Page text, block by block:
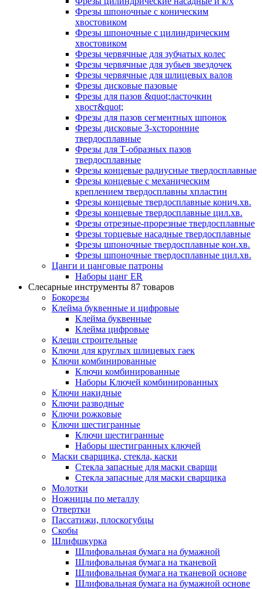
Фрезы шпоночные с коническим
хвостовиком
Фрезы шпоночные с цилиндрическим
хвостовиком
Фрезы червячные для зубчатых колес
Фрезы червячные для зубьев звездочек
Фрезы червячные для шлицевых валов
Фрезы дисковые пазовые
Фрезы для пазов &quot;ласточкин
хвост&quot;
Фрезы для пазов сегментных шпонок
Фрезы дисковые 3-хсторонние
твердосплавные
Фрезы для Т-образных пазов
твердосплавные
Фрезы концевые радиусные твердосплавные
Фрезы концевые с механическим
креплением твердосплавны хпластин
Фрезы концевые твердосплавные конич.хв.
Фрезы концевые твердосплавные цил.хв.
Фрезы отрезные-прорезные твердосплавные
Фрезы торцевые насадные твердосплавные
Фрезы шпоночные твердосплавные кон.хв.
Фрезы шпоночные твердосплавные цил.хв.
Цанги и цанговые патроны
Наборы цанг ER
Слесарные инструменты 87 товаров
Бокорезы
Клейма буквенные и цифровые
Клейма буквенные
Клейма цифровые
Клещи строительные
Ключи для круглых шлицевых гаек
Ключи комбинированные
Ключи комбинированные
Наборы Ключей комбинированных
Ключи накидные
Ключи разводные
Ключи рожковые
Ключи шестигранные
Ключи шестигранные
Наборы шестигранных ключей
Маски сварщика, стекла, каски
Стекла запасные для маски сварщи
Стекла запасные для маски сварщика
Молотки
Ножницы по металлу
Отвертки
Пассатижи, плоскогубцы
Скобы
Шлифшкурка
Шлифовальная бумага на бумажной
Шлифовальная бумага на тканевой
Шлифовальная бумага на тканевой основе
Шлифовальная бумага на бумажной основе